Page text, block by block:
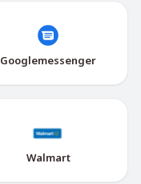
Googlemessenger
Walmart